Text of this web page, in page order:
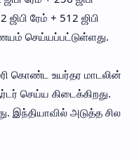
ரேம் + 512 ஜிபி
செய்யப்பட்டுள்ளது.
கொண்ட உயர்தர மாடலின்
செய்ய கிடைக்கிறது.
இந்தியாவில் அடுத்த சில